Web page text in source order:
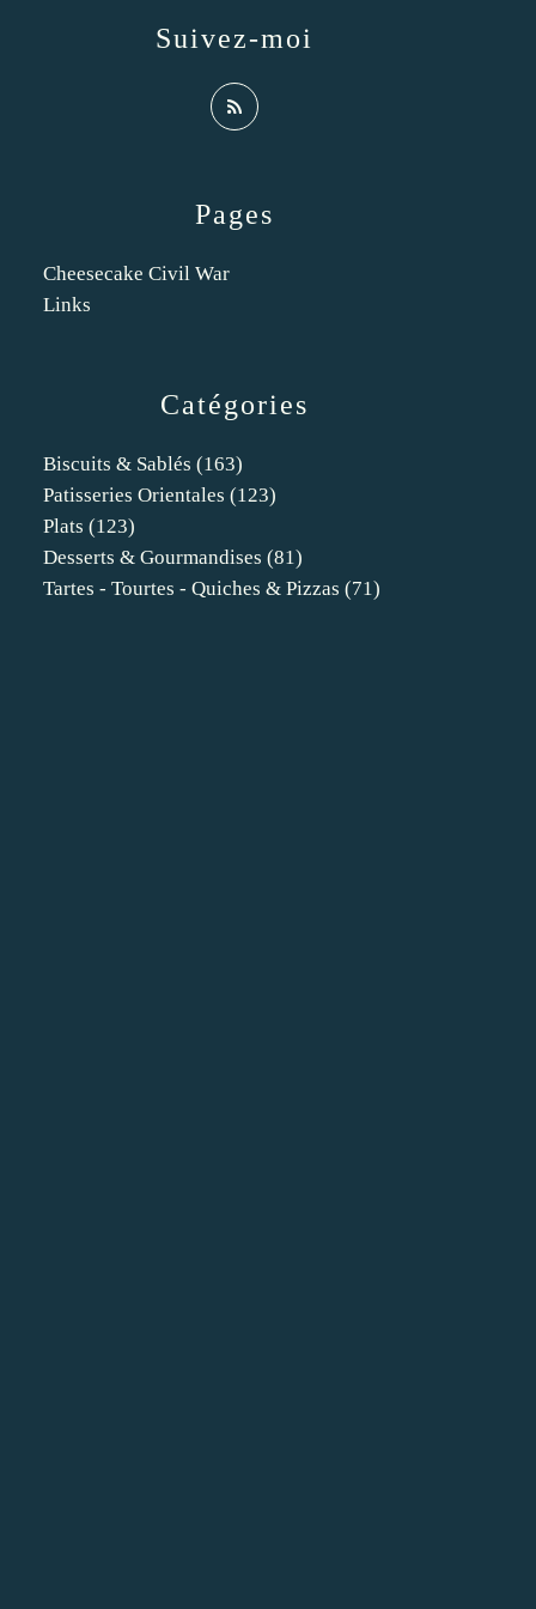
Catégories
Biscuits & Sablés (163)
Patisseries Orientales (123)
Plats (123)
Desserts & Gourmandises (81)
Tartes - Tourtes - Quiches & Pizzas (71)
Pages
Cheesecake Civil War
Links
Suivez-moi